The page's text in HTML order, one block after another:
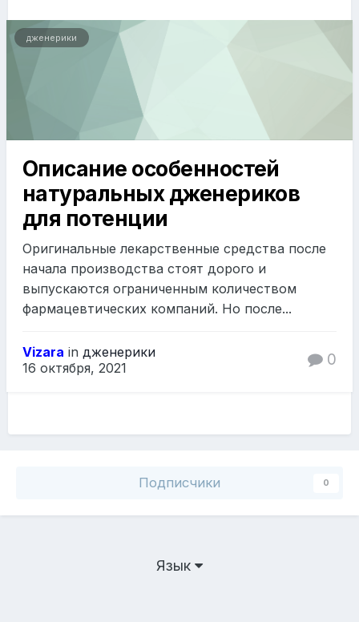
дженерики
Описание особенностей
натуральных дженериков
для потенции
Оригинальные лекарственные средства после
начала производства стоят дорого и
выпускаются ограниченным количеством
фармацевтических компаний. Но после...
Vizara in дженерики
16 октября, 2021
0
Подписчики 0
Язык